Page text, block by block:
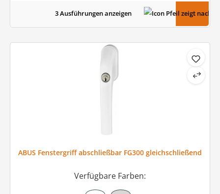
3 Ausführungen anzeigen
ABUS Fenstergriff abschließbar FG300 gleichschließend
Verfügbare Farben: